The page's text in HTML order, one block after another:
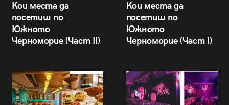
Кои места да
посетиш по
Южното
Черноморие (Част II)
Кои места да
посетиш по
Южното
Черноморие (Част I)